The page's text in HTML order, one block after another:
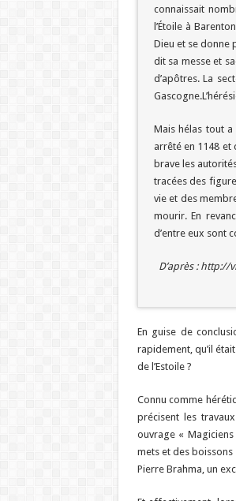
connaissait
l’Étoile à
Dieu et se donne
dit sa messe et
d’apôtres. La
Mais hélas tout a
arrêté en 1148 et
brave les
tracées des
vie et des
mourir. En
d’entre eux sont
D’après :
En guise de
rapidement, qu’il
de l’Estoile ?
Connu comme
précisent les
ouvrage «
mets et des boissons
Pierre Brahma, un